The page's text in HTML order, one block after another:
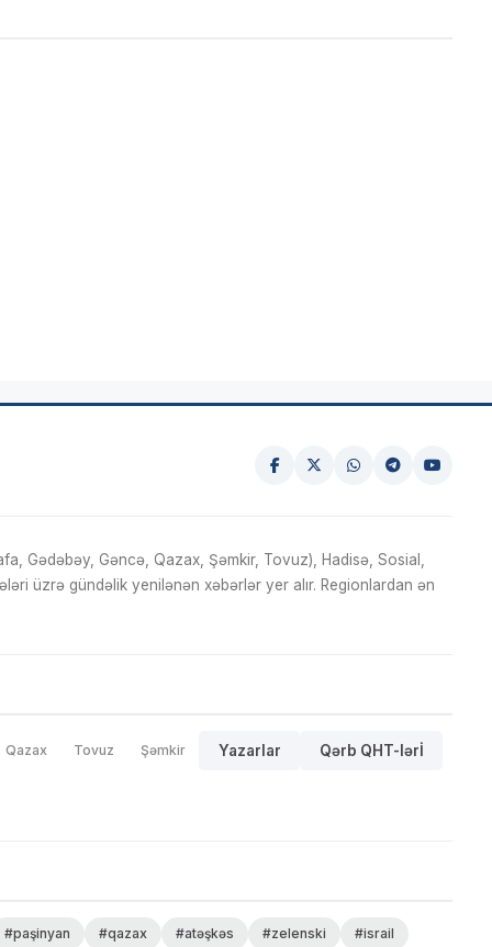
Gədəbəy, Gəncə, Qazax, Şəmkir, Tovuz), Hadisə, Sosial,
üzrə gündəlik yenilənən xəbərlər yer alır. Regionlardan ən
Qazax Tovuz Şəmkir Yazarlar Qərb QHT-lərİ
#paşinyan #qazax #atəşkəs #zelenski #israil